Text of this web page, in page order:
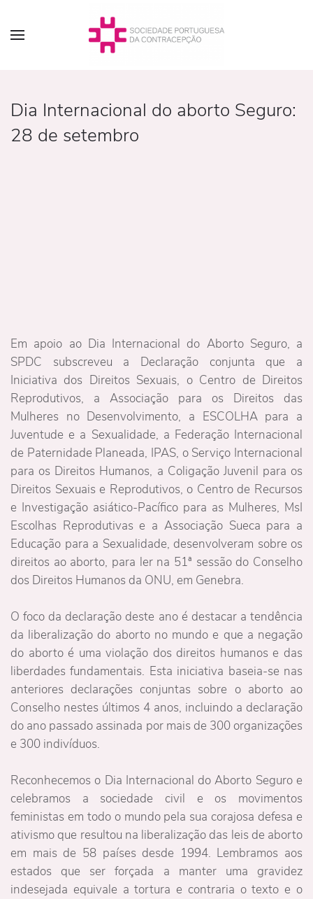
Dia Internacional do aborto Seguro:
28 de setembro
Em apoio ao Dia Internacional do Aborto Seguro, a
SPDC subscreveu a Declaração conjunta que a
Iniciativa dos Direitos Sexuais, o Centro de Direitos
Reprodutivos, a Associação para os Direitos das
Mulheres no Desenvolvimento, a ESCOLHA para a
Juventude e a Sexualidade, a Federação Internacional
de Paternidade Planeada, IPAS, o Serviço Internacional
para os Direitos Humanos, a Coligação Juvenil para os
Direitos Sexuais e Reprodutivos, o Centro de Recursos
e Investigação asiático-Pacífico para as Mulheres, MsI
Escolhas Reprodutivas e a Associação Sueca para a
Educação para a Sexualidade, desenvolveram sobre os
direitos ao aborto, para ler na 51ª sessão do Conselho
dos Direitos Humanos da ONU, em Genebra.
O foco da declaração deste ano é destacar a tendência
da liberalização do aborto no mundo e que a negação
do aborto é uma violação dos direitos humanos e das
liberdades fundamentais. Esta iniciativa baseia-se nas
anteriores declarações conjuntas sobre o aborto ao
Conselho nestes últimos 4 anos, incluindo a declaração
do ano passado assinada por mais de 300 organizações
e 300 indivíduos.
Reconhecemos o Dia Internacional do Aborto Seguro e
celebramos a sociedade civil e os movimentos
feministas em todo o mundo pela sua corajosa defesa e
ativismo que resultou na liberalização das leis de aborto
em mais de 58 países desde 1994. Lembramos aos
estados que ser forçada a manter uma gravidez
indesejada equivale a tortura e contraria o texto e o